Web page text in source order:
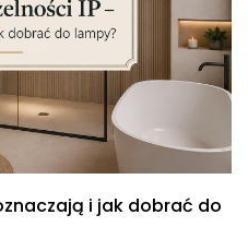
i jak dobrać do